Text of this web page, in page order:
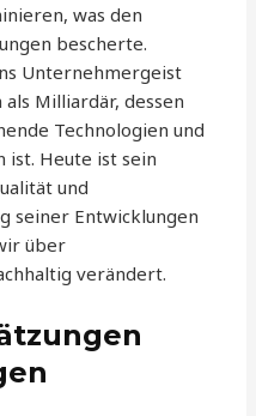
was den
bescherte.
Unternehmergeist
Milliardär, dessen
Technologien und
ist. Heute ist sein
und
seiner Entwicklungen
über
verändert.